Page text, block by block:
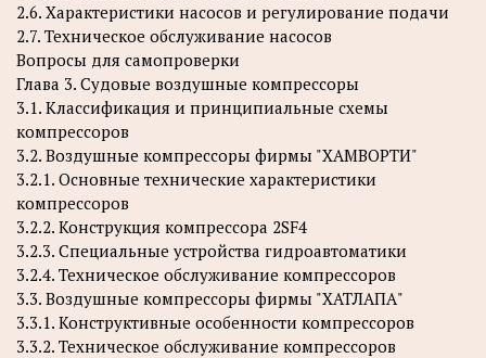
2.6. Характеристики насосов и регулирование подачи
2.7. Техническое обслуживание насосов
Вопросы для самопроверки
Глава 3. Судовые воздушные компрессоры
3.1. Классификация и принципиальные схемы
компрессоров
3.2. Воздушные компрессоры фирмы "ХАМВОРТИ"
3.2.1. Основные технические характеристики
компрессоров
3.2.2. Конструкция компрессора 2SF4
3.2.3. Специальные устройства гидроавтоматики
3.2.4. Техническое обслуживание компрессоров
3.3. Воздушные компрессоры фирмы "ХАТЛАПА"
3.3.1. Конструктивные особенности компрессоров
3.3.2. Техническое обслуживание компрессоров